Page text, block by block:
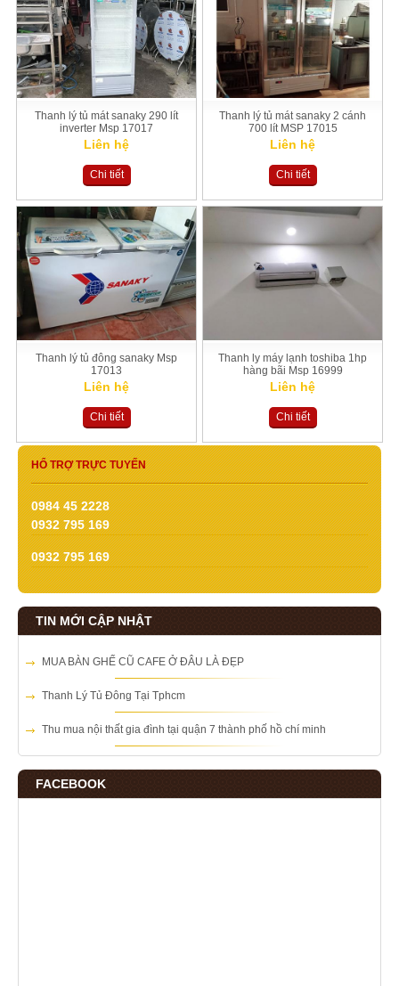
Thanh lý tủ mát sanaky 290 lít
inverter Msp 17017
Liên hệ
Chi tiết
Thanh lý tủ mát sanaky 2 cánh
700 lít MSP 17015
Liên hệ
Chi tiết
Thanh lý tủ đông sanaky Msp
17013
Liên hệ
Chi tiết
Thanh ly máy lạnh toshiba 1hp
hàng bãi Msp 16999
Liên hệ
Chi tiết
HỔ TRỢ TRỰC TUYẾN
0984 45 2228
0932 795 169
0932 795 169
TIN MỚI CẬP NHẬT
MUA BÀN GHẾ CŨ CAFE Ở ĐÂU LÀ ĐẸP
Thanh Lý Tủ Đông Tại Tphcm
Thu mua nội thất gia đình tại quận 7 thành phố hồ chí minh
FACEBOOK